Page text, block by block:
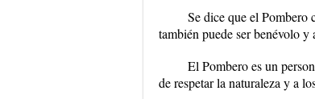
Se dice que el Pombero
también puede ser benévolo y
El Pombero es un
de respetar la naturaleza y a